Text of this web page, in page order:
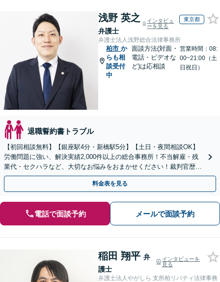
浅野 英之
弁護士
インタビュ
ーを見る
東京都
弁護士法人浅野総合法律事務所
柏市 か
らも相
談受付
中
面談方法(対面・
電話・ビデオな
ど)は応相談
営業時間：08:
00~21:00（土
日祝日）
退職誓約書トラブル
【初回相談無料】【銀座駅4分・新橋駅5分】【土日・夜間相談OK】
労働問題に強い、解決実績2,000件以上の総合事務所！不当解雇・残
業代・セクハラなど、大切なお悩みをおまかせください！裁判官歴35
年のベテラン弁護士在籍！
料金表を見る
電話で面談予約 メールで面談予約
稲田 翔平 弁
護士
インタビューを
見る
弁護士法人やがしら 支所柏リバティ法律事務